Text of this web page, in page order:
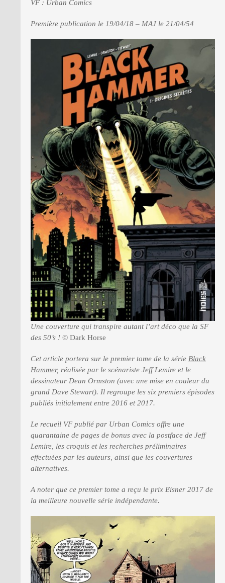
VF : Urban Comics
Première publication le 19/04/18 – MAJ le 21/04/54
Une couverture qui transpire autant l’art déco que la SF
des 50’s ! © Dark Horse
Cet article portera sur le premier tome de la série Black
Hammer, réalisée par le scénariste Jeff Lemire et le
dessinateur Dean Ormston (avec une mise en couleur du
grand Dave Stewart). Il regroupe les six premiers épisodes
publiés initialement entre 2016 et 2017.
Le recueil VF publié par Urban Comics offre une
quarantaine de pages de bonus avec la postface de Jeff
Lemire, les croquis et les recherches préliminaires
effectuées par les auteurs, ainsi que les couvertures
alternatives.
A noter que ce premier tome a reçu le prix Eisner 2017 de
la meilleure nouvelle série indépendante.